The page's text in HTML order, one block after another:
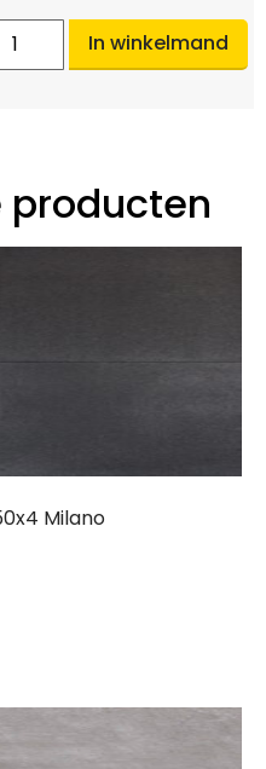
In winkelmand
producten
Milano